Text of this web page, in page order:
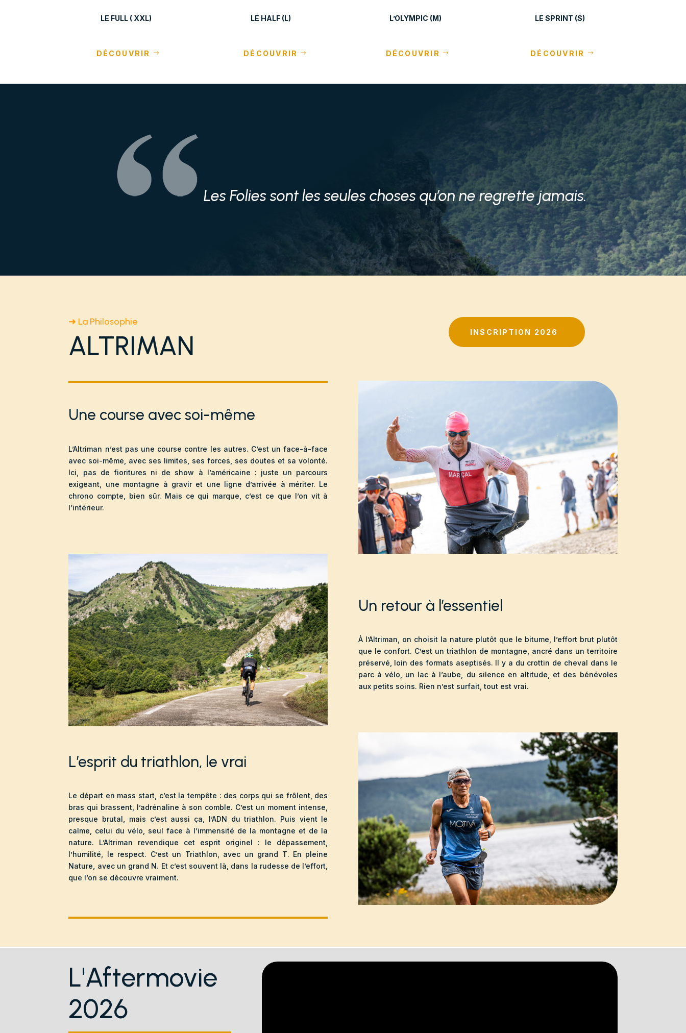
LE FULL ( XXL)
DÉCOUVRIR
LE HALF (L)
DÉCOUVRIR
L’OLYMPIC (M)
DÉCOUVRIR
LE SPRINT (S)
DÉCOUVRIR
Les Folies sont les seules choses qu’on ne regrette jamais.
➜ La Philosophie
ALTRIMAN INSCRIPTION 2026
Une course avec soi-même
L’Altriman n’est pas une course contre les autres. C’est un face-à-face
avec soi-même, avec ses limites, ses forces, ses doutes et sa volonté.
Ici, pas de fioritures ni de show à l’américaine : juste un parcours
exigeant, une montagne à gravir et une ligne d’arrivée à mériter. Le
chrono compte, bien sûr. Mais ce qui marque, c’est ce que l’on vit à
l’intérieur.
Un retour à l’essentiel
À l’Altriman, on choisit la nature plutôt que le bitume, l’effort brut plutôt
que le confort. C’est un triathlon de montagne, ancré dans un territoire
préservé, loin des formats aseptisés. Il y a du crottin de cheval dans le
parc à vélo, un lac à l’aube, du silence en altitude, et des bénévoles
aux petits soins. Rien n’est surfait, tout est vrai.
L’esprit du triathlon, le vrai
Le départ en mass start, c’est la tempête : des corps qui se frôlent, des
bras qui brassent, l’adrénaline à son comble. C’est un moment intense,
presque brutal, mais c’est aussi ça, l’ADN du triathlon. Puis vient le
calme, celui du vélo, seul face à l’immensité de la montagne et de la
nature. L’Altriman revendique cet esprit originel : le dépassement,
l’humilité, le respect. C’est un Triathlon, avec un grand T. En pleine
Nature, avec un grand N. Et c’est souvent là, dans la rudesse de l’effort,
que l’on se découvre vraiment.
L'Aftermovie
2026